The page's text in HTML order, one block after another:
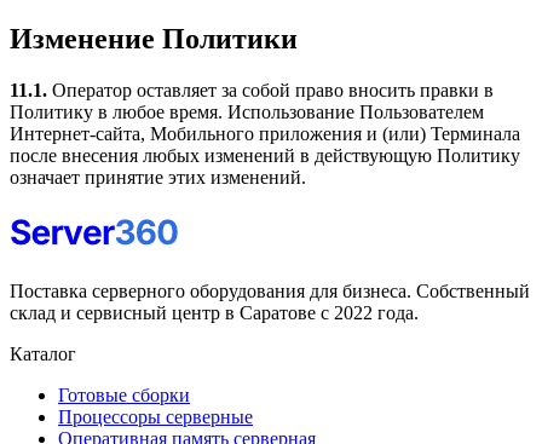
Изменение Политики
11.1. Оператор оставляет за собой право вносить правки в
Политику в любое время. Использование Пользователем
Интернет-сайта, Мобильного приложения и (или) Терминала
после внесения любых изменений в действующую Политику
означает принятие этих изменений.
Поставка серверного оборудования для бизнеса. Собственный
склад и сервисный центр в Саратове с 2022 года.
Каталог
Готовые сборки
Процессоры серверные
Оперативная память серверная